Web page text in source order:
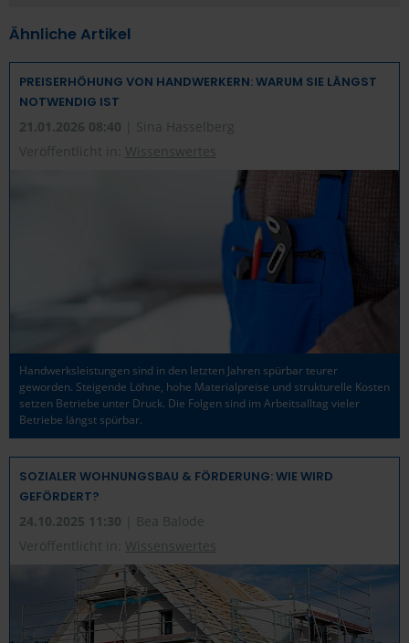
Ähnliche Artikel
PREISERHÖHUNG VON HANDWERKERN: WARUM SIE LÄNGST
NOTWENDIG IST
21.01.2026 08:40
| Sina Hasselberg
Veröffentlicht in: Wissenswertes
Handwerksleistungen sind in den letzten Jahren spürbar teurer
geworden. Steigende Löhne, hohe Materialpreise und strukturelle Kosten
setzen Betriebe unter Druck. Die Folgen sind im Arbeitsalltag vieler
Betriebe längst spürbar.
SOZIALER WOHNUNGSBAU & FÖRDERUNG: WIE WIRD
GEFÖRDERT?
24.10.2025 11:30
| Bea Balode
Veröffentlicht in: Wissenswertes